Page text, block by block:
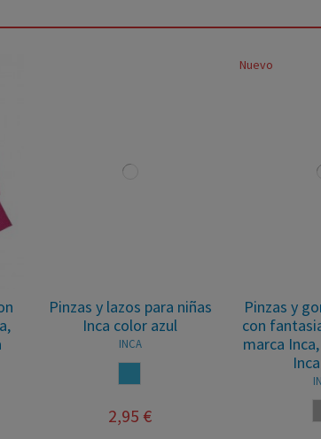
Pinzas y lazos para niñas
Inca color azul
INCA
2,95 €
Nuevo
Pinzas y
con
marca